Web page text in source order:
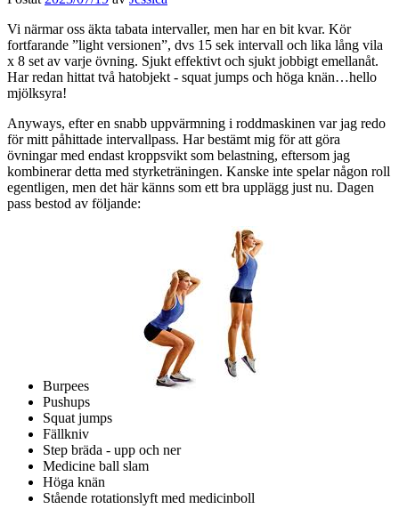
Vi närmar oss äkta tabata intervaller, men har en bit kvar. Kör
fortfarande ”light versionen”, dvs 15 sek intervall och lika lång vila
x 8 set av varje övning. Sjukt effektivt och sjukt jobbigt emellanåt.
Har redan hittat två hatobjekt - squat jumps och höga knän…hello
mjölksyra!
Anyways, efter en snabb uppvärmning i roddmaskinen var jag redo
för mitt påhittade intervallpass. Har bestämt mig för att göra
övningar med endast kroppsvikt som belastning, eftersom jag
kombinerar detta med styrketräningen. Kanske inte spelar någon roll
egentligen, men det här känns som ett bra upplägg just nu. Dagen
pass bestod av följande:
Burpees
Pushups
Squat jumps
Fällkniv
Step bräda - upp och ner
Medicine ball slam
Höga knän
Stående rotationslyft med medicinboll